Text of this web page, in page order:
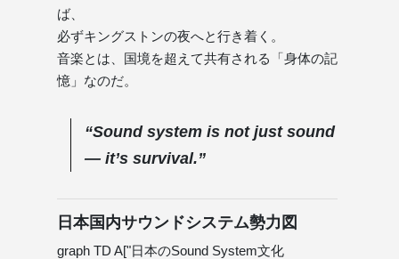
ば、
必ずキングストンの夜へと行き着く。
音楽とは、国境を超えて共有される「身体の記
憶」なのだ。
“Sound system is not just sound
— it’s survival.”
日本国内サウンドシステム勢力図
graph TD A["日本のSound System文化